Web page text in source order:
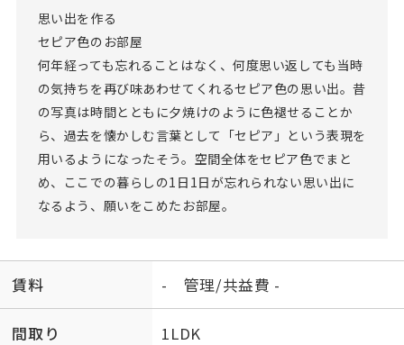
思い出を作る
セピア色のお部屋
何年経っても忘れることはなく、何度思い返しても当時
の気持ちを再び味あわせてくれるセピア色の思い出。昔
の写真は時間とともに夕焼けのように色褪せることか
ら、過去を懐かしむ言葉として「セピア」という表現を
用いるようになったそう。空間全体をセピア色でまと
め、ここでの暮らしの1日1日が忘れられない思い出に
なるよう、願いをこめたお部屋。
賃料 - 管理/共益費 -
間取り 1LDK